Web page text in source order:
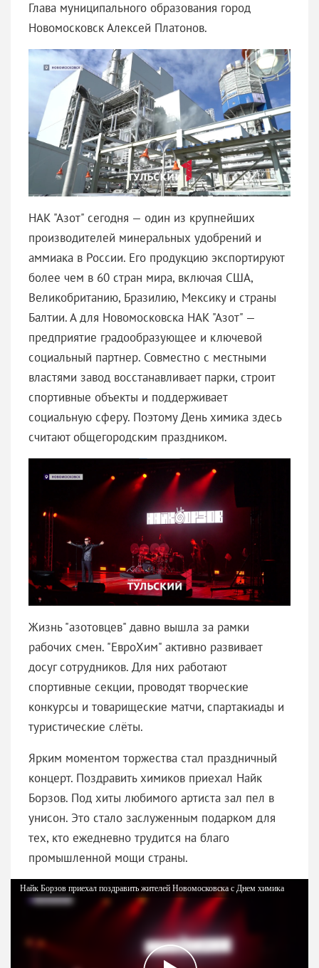
Глава муниципального образования город
Новомосковск Алексей Платонов.
НАК "Азот" сегодня — один из крупнейших
производителей минеральных удобрений и
аммиака в России. Его продукцию экспортируют
более чем в 60 стран мира, включая США,
Великобританию, Бразилию, Мексику и страны
Балтии. А для Новомосковска НАК "Азот" —
предприятие градообразующее и ключевой
социальный партнер. Совместно с местными
властями завод восстанавливает парки, строит
спортивные объекты и поддерживает
социальную сферу. Поэтому День химика здесь
считают общегородским праздником.
Жизнь "азотовцев" давно вышла за рамки
рабочих смен. "ЕвроХим" активно развивает
досуг сотрудников. Для них работают
спортивные секции, проводят творческие
конкурсы и товарищеские матчи, спартакиады и
туристические слёты.
Ярким моментом торжества стал праздничный
концерт. Поздравить химиков приехал Найк
Борзов. Под хиты любимого артиста зал пел в
унисон. Это стало заслуженным подарком для
тех, кто ежедневно трудится на благо
промышленной мощи страны.
Найк Борзов приехал поздравить жителей Новомосковска с Днем химика